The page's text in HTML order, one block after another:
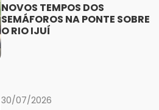
NOVOS TEMPOS DOS
SEMÁFOROS NA PONTE SOBRE
O RIO IJUÍ
30/07/2026